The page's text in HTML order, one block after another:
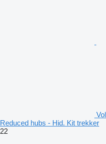
Reduced hubs - Hid. Kit trekker
22